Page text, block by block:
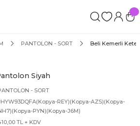
PANTOLON - SORT Beli Kemerli
Siyah
- SORT
REY)(Kopya-AZS)(Kopya-
PYN)(Kopya-J6M)
TL + KDV